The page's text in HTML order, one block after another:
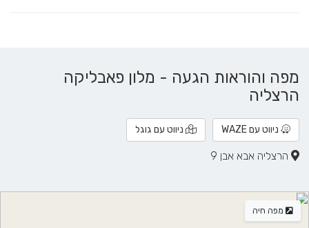
מפה והוראות הגעה - מלון פאבליקה
הרצליה
ניווט עם WAZE ניווט עם גוגל
הרצליה אבא אבן 9
מפה חיה